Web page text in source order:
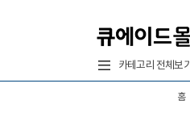
카테고리 전체보기
홈